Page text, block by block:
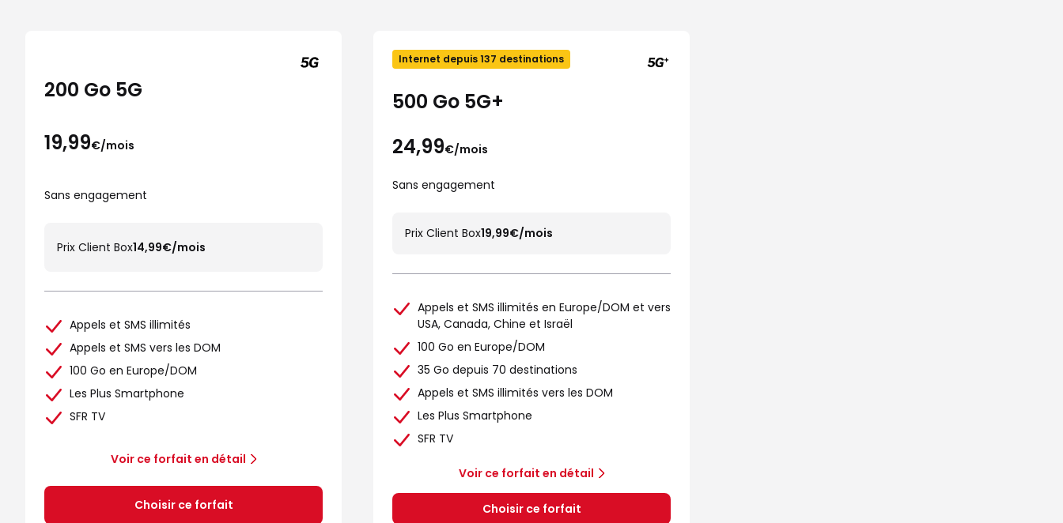
200 Go 5G
19,99€/mois
Sans engagement
Prix Client Box14,99€/mois
Appels et SMS illimités
Appels et SMS vers les DOM
100 Go en Europe/DOM
Les Plus Smartphone
SFR TV
Voir ce forfait en détail
Choisir ce forfait
Internet depuis 137 destinations
500 Go 5G+
24,99€/mois
Sans engagement
Prix Client Box19,99€/mois
Appels et SMS illimités en Europe/DOM et vers
USA, Canada, Chine et Israël
100 Go en Europe/DOM
35 Go depuis 70 destinations
Appels et SMS illimités vers les DOM
Les Plus Smartphone
SFR TV
Voir ce forfait en détail
Choisir ce forfait